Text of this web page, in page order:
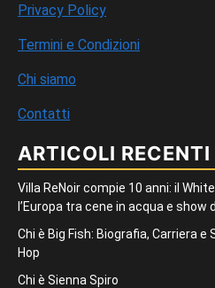
Privacy Policy
Termini e Condizioni
Chi siamo
Contatti
ARTICOLI RECENTI
Villa ReNoir compie 10 anni: il
l’Europa tra cene in acqua e show
Chi è Big Fish: Biografia, Carriera
Hop
Chi è Sienna Spiro